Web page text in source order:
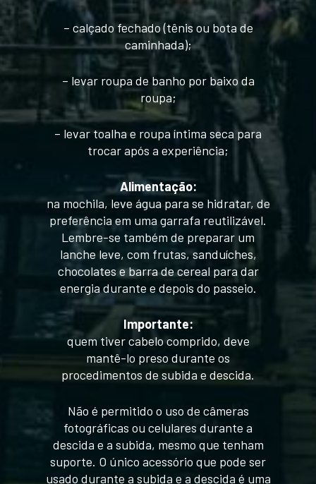
– calçado fechado (tênis ou bota de
caminhada);
– levar roupa de banho por baixo da
roupa;
– levar toalha e roupa íntima seca para
trocar após a experiência;
Alimentação:
na mochila, leve água para se hidratar, de
preferência em uma garrafa reutilizável.
Lembre-se também de preparar um
lanche leve, com frutas, sanduíches,
chocolates e barra de cereal para dar
energia durante e depois do passeio.
Importante:
quem tiver cabelo comprido, deve
mantê-lo preso durante os
procedimentos de subida e descida.
Não é permitido o uso de câmeras
fotográficas ou celulares durante a
descida e a subida, mesmo que tenham
suporte. O único acessório que pode ser
usado durante a subida e a descida é uma